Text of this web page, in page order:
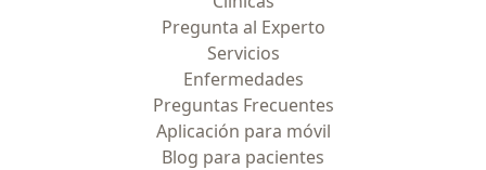
Pregunta al Experto
Servicios
Enfermedades
Preguntas Frecuentes
Aplicación para móvil
Blog para pacientes